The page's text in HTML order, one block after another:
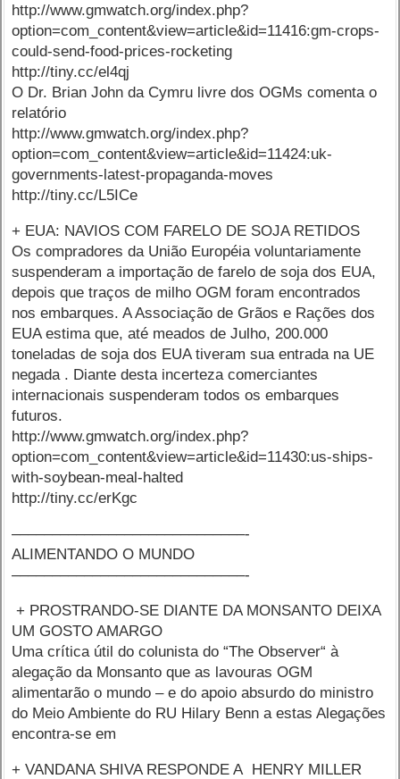
http://www.gmwatch.org/index.php?
option=com_content&view=article&id=11416:gm-crops-
could-send-food-prices-rocketing
http://tiny.cc/el4qj
O Dr. Brian John da Cymru livre dos OGMs comenta o
relatório
http://www.gmwatch.org/index.php?
option=com_content&view=article&id=11424:uk-
governments-latest-propaganda-moves
http://tiny.cc/L5ICe
+ EUA: NAVIOS COM FARELO DE SOJA RETIDOS
Os compradores da União Européia voluntariamente
suspenderam a importação de farelo de soja dos EUA,
depois que traços de milho OGM foram encontrados
nos embarques. A Associação de Grãos e Rações dos
EUA estima que, até meados de Julho, 200.000
toneladas de soja dos EUA tiveram sua entrada na UE
negada . Diante desta incerteza comerciantes
internacionais suspenderam todos os embarques
futuros.
http://www.gmwatch.org/index.php?
option=com_content&view=article&id=11430:us-ships-
with-soybean-meal-halted
http://tiny.cc/erKgc
–––––––––––––––––––––––––––––-
ALIMENTANDO O MUNDO
–––––––––––––––––––––––––––––-
+ PROSTRANDO-SE DIANTE DA MONSANTO DEIXA
UM GOSTO AMARGO
Uma crítica útil do colunista do “The Observer“ à
alegação da Monsanto que as lavouras OGM
alimentarão o mundo – e do apoio absurdo do ministro
do Meio Ambiente do RU Hilary Benn a estas Alegações
encontra-se em
+ VANDANA SHIVA RESPONDE A HENRY MILLER